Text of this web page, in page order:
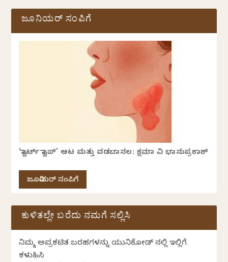
ಜೂನಿಯರ್ ಸಂಪಿಗೆ
‘ಸ್ಟಾರ್ಟ್ ಸ್ಟಾಪ್’ ಆಟ ಮತ್ತು ವಡಬಾನಲ: ಕ್ಷಮಾ ವಿ ಭಾನುಪ್ರಕಾಶ್
ಜೂನಿಯರ್ ಸಂಪಿಗೆ
ಕುಳಿತಲ್ಲೇ ಬರೆದು ನಮಗೆ ಸಲ್ಲಿಸಿ
ನಿಮ್ಮ ಅಪ್ರಕಟಿತ ಬರಹಗಳನ್ನು ಯುನಿಕೋಡ್ ನಲ್ಲಿ ಇಲ್ಲಿಗೆ
ಕಳುಹಿಸಿ